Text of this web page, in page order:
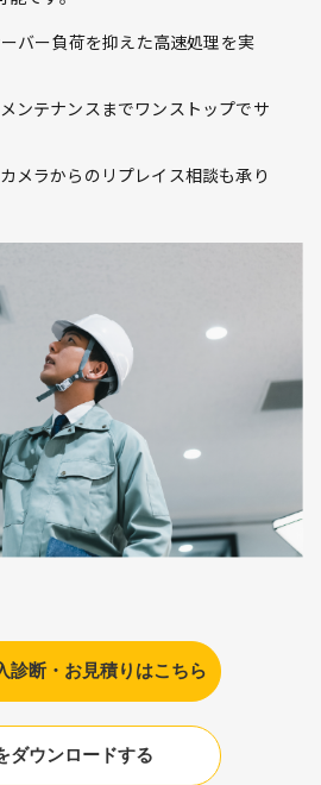
バー負荷を抑えた高速処理を実
ンテナンスまでワンストップでサ
メラからのリプレイス相談も承り
診断・お見積りはこちら
ダウンロードする